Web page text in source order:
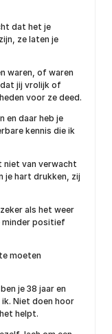
dat het je
ze laten je
waren, of waren
jij vrolijk of
voor ze deed.
en daar heb je
kennis die ik
niet van verwacht
je hart drukken, zij
als het weer
minder positief
moeten
je 38 jaar en
ik. Niet doen hoor
helpt.